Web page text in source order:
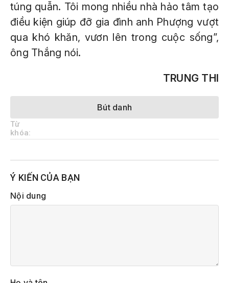
túng quẫn. Tôi mong nhiều nhà hảo tâm tạo
điều kiện giúp đỡ gia đình anh Phượng vượt
qua khó khăn, vươn lên trong cuộc sống”,
ông Thắng nói.
TRUNG THI
Bút danh
Từ
khóa:
Ý KIẾN CỦA BẠN
Nội dung